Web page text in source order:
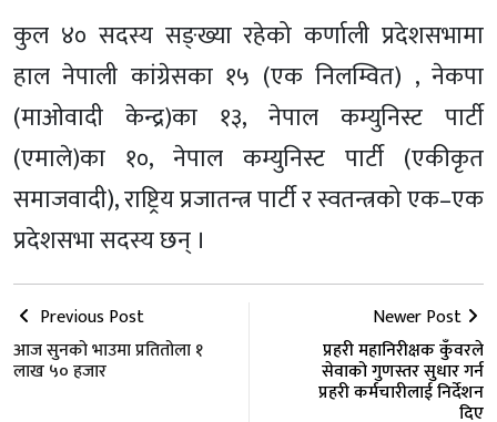
कुल ४० सदस्य सङ्ख्या रहेको कर्णाली प्रदेशसभामा
हाल नेपाली कांग्रेसका १५ (एक निलम्वित) , नेकपा
(माओवादी केन्द्र)का १३, नेपाल कम्युनिस्ट पार्टी
(एमाले)का १०, नेपाल कम्युनिस्ट पार्टी (एकीकृत
समाजवादी), राष्ट्रिय प्रजातन्त्र पार्टी र स्वतन्त्रको एक–एक
प्रदेशसभा सदस्य छन् ।
Previous Post
आज सुनको भाउमा प्रतितोला १
लाख ५० हजार
Newer Post
प्रहरी महानिरीक्षक कुँवरले
सेवाको गुणस्तर सुधार गर्न
प्रहरी कर्मचारीलाई निर्देशन
दिए